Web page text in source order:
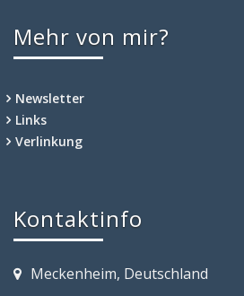
Mehr von mir?
Newsletter
Links
Verlinkung
Kontaktinfo
Meckenheim, Deutschland